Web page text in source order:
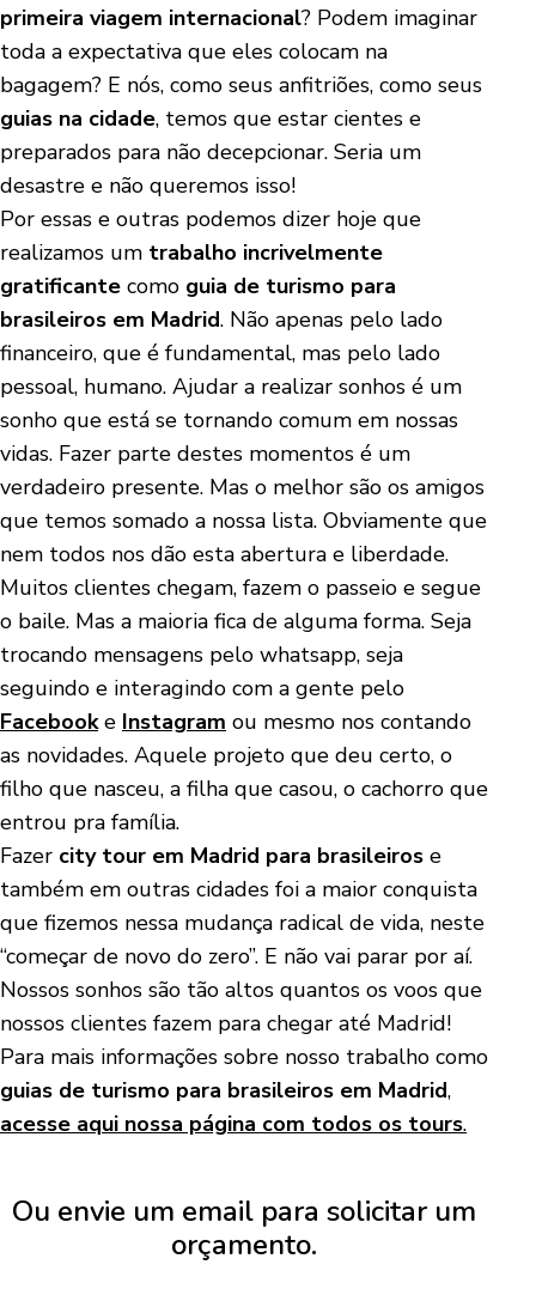
primeira viagem internacional? Podem imaginar
toda a expectativa que eles colocam na
bagagem? E nós, como seus anfitriões, como seus
guias na cidade, temos que estar cientes e
preparados para não decepcionar. Seria um
desastre e não queremos isso!
Por essas e outras podemos dizer hoje que
realizamos um trabalho incrivelmente
gratificante como guia de turismo para
brasileiros em Madrid. Não apenas pelo lado
financeiro, que é fundamental, mas pelo lado
pessoal, humano. Ajudar a realizar sonhos é um
sonho que está se tornando comum em nossas
vidas. Fazer parte destes momentos é um
verdadeiro presente. Mas o melhor são os amigos
que temos somado a nossa lista. Obviamente que
nem todos nos dão esta abertura e liberdade.
Muitos clientes chegam, fazem o passeio e segue
o baile. Mas a maioria fica de alguma forma. Seja
trocando mensagens pelo whatsapp, seja
seguindo e interagindo com a gente pelo
Facebook e Instagram ou mesmo nos contando
as novidades. Aquele projeto que deu certo, o
filho que nasceu, a filha que casou, o cachorro que
entrou pra família.
Fazer city tour em Madrid para brasileiros e
também em outras cidades foi a maior conquista
que fizemos nessa mudança radical de vida, neste
“começar de novo do zero”. E não vai parar por aí.
Nossos sonhos são tão altos quantos os voos que
nossos clientes fazem para chegar até Madrid!
Para mais informações sobre nosso trabalho como
guias de turismo para brasileiros em Madrid,
acesse aqui nossa página com todos os tours.
Ou envie um email para solicitar um
orçamento.